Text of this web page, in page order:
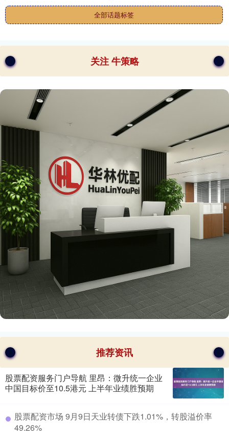
全部话题标签
关注 牛策略
推荐资讯
股票配资服务门户导航 里昂：微升统一企业
中国目标价至10.5港元 上半年业绩胜预期
​股票配资市场 9月9日天业转债下跌1.01%，转股溢价率
49.26%